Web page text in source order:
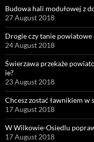
Budowa hali modułowej z
27 August 2018
Drogie czy tanie powiatowe
24 August 2018
Świerzawa przekaże
ie?
23 August 2018
Chcesz zostać ławnikiem w
17 August 2018
W Wilkowie-Osiedlu
17 August 2018